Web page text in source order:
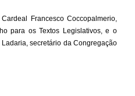
Francesco Coccopalmerio,
para os Textos Legislativos, e o
secretário da Congregação